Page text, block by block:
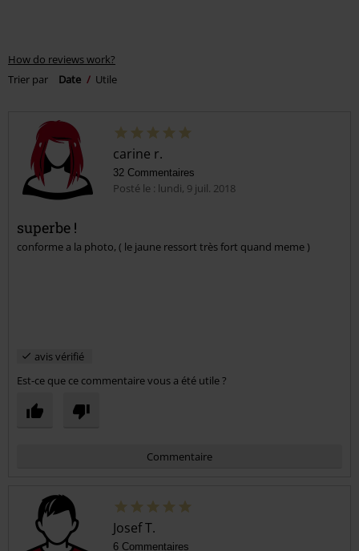
How do reviews work?
Trier par
Date Utile
carine r.
32 Commentaires
Posté le : lundi, 9 juil. 2018
superbe !
conforme a la photo, ( le jaune ressort très fort quand meme )
avis vérifié
Est-ce que ce commentaire vous a été utile ?
Commentaire
Josef T.
6 Commentaires